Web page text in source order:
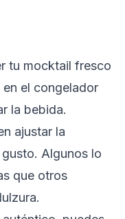
tu mocktail fresco
el congelador
la bebida.
ajustar la
Algunos lo
que otros